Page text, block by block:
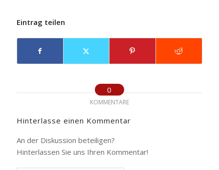
Eintrag teilen
0
KOMMENTARE
Hinterlasse einen Kommentar
An der Diskussion beteiligen?
Hinterlassen Sie uns Ihren Kommentar!